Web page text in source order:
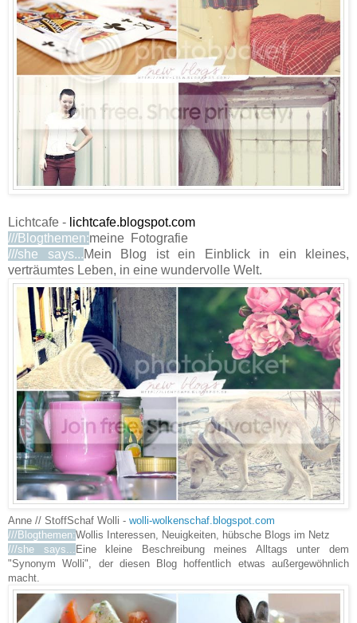
Lichtcafe - lichtcafe.blogspot.com
///Blogthemen:meine Fotografie
///she says...Mein Blog ist ein Einblick in ein kleines,
verträumtes Leben, in eine wundervolle Welt.
Anne // StoffSchaf Wolli - wolli-wolkenschaf.blogspot.com
///Blogthemen:Wollis Interessen, Neuigkeiten, hübsche Blogs im Netz
///she says... Eine kleine Beschreibung meines Alltags unter dem
"Synonym Wolli", der diesen Blog hoffentlich etwas außergewöhnlich
macht.